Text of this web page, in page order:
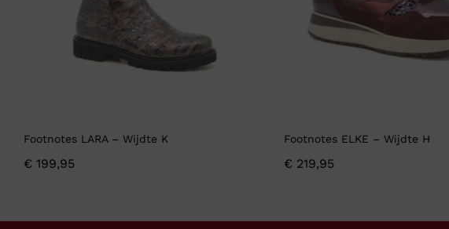
Footnotes LARA – Wijdte K
€ 199,95
Footnotes ELKE – Wijdte H
€ 219,95